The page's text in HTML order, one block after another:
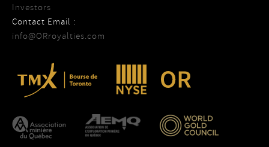
Investors
Contact Email :
info@ORroyalties.com